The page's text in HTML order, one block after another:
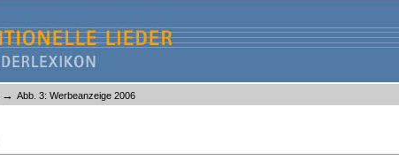
→ Abb. 3: Werbeanzeige 2006